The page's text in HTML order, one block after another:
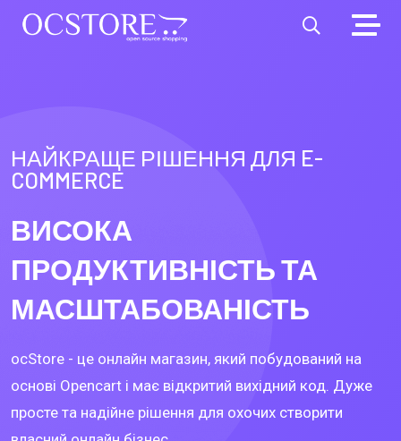
НАЙКРАЩЕ РІШЕННЯ ДЛЯ E-
COMMERCE
ВИСОКА
ПРОДУКТИВНІСТЬ ТА
МАСШТАБОВАНІСТЬ
ocStore - це онлайн магазин, який побудований на
основі Opencart і має відкритий вихідний код. Дуже
просте та надійне рішення для охочих створити